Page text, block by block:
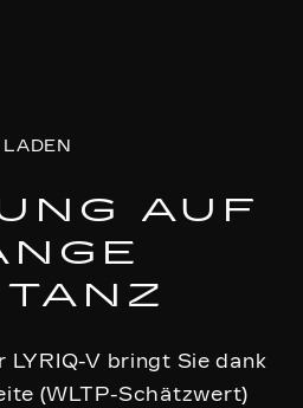
LADEN
AUF
LYRIQ-V bringt Sie dank
(WLTP-Schätzwert)